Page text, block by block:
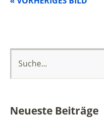
Neueste Beiträge